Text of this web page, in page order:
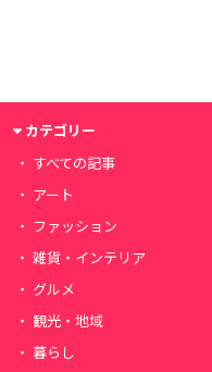
カテゴリー
すべての記事
アート
ファッション
雑貨・インテリア
グルメ
観光・地域
暮らし